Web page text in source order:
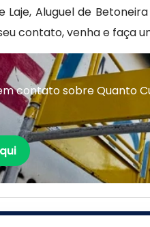
Laje, Aluguel de
contato, venha e faça
contato sobre Quanto